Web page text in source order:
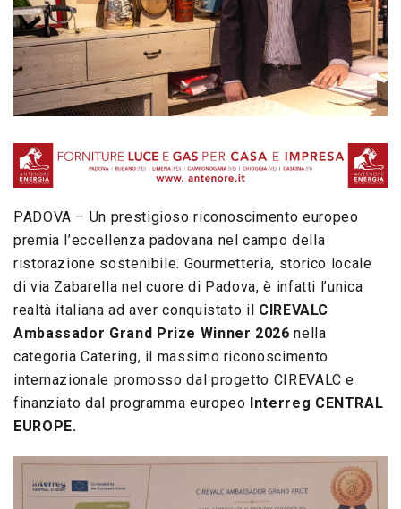
PADOVA – Un prestigioso riconoscimento europeo
premia l’eccellenza padovana nel campo della
ristorazione sostenibile. Gourmetteria, storico locale
di via Zabarella nel cuore di Padova, è infatti l’unica
realtà italiana ad aver conquistato il CIREVALC
Ambassador Grand Prize Winner 2026nella
categoria Catering, il massimo riconoscimento
internazionale promosso dal progetto CIREVALC e
finanziato dal programma europeo Interreg CENTRAL
EUROPE.